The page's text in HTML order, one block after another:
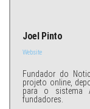
Joel Pinto
Website
Fundador do
projeto online,
para o sistema
fundadores.